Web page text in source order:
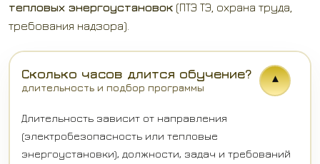
тепловых энергоустановок (ПТЭ ТЭ, охрана труда,
требования надзора).
Сколько часов длится обучение?
длительность и подбор программы ▾
Длительность зависит от направления
(электробезопасность или тепловые
энергоустановки), должности, задач и требований